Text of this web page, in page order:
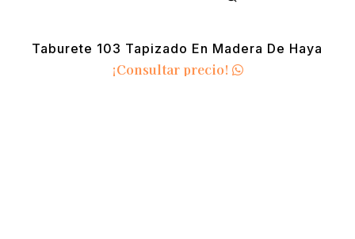
Taburete 103 Tapizado En Madera De Haya
¡Consultar precio!